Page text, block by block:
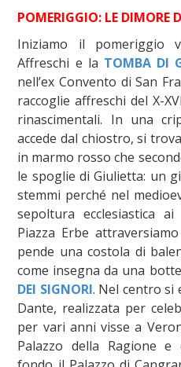
POMERIGGIO: LE DIMORE
Iniziamo il pomeriggio
Affreschi e la TOMBA DI
nell’ex Convento di San
raccoglie affreschi del X-
rinascimentali. In una
accede dal chiostro, si
in marmo rosso che
le spoglie di Giulietta: un
stemmi perché nel
sepoltura ecclesiastica
Piazza Erbe
pende una costola di
come insegna da una
DEI SIGNORI. Nel centro si
Dante, realizzata per
per vari anni visse a
Palazzo della Ragione